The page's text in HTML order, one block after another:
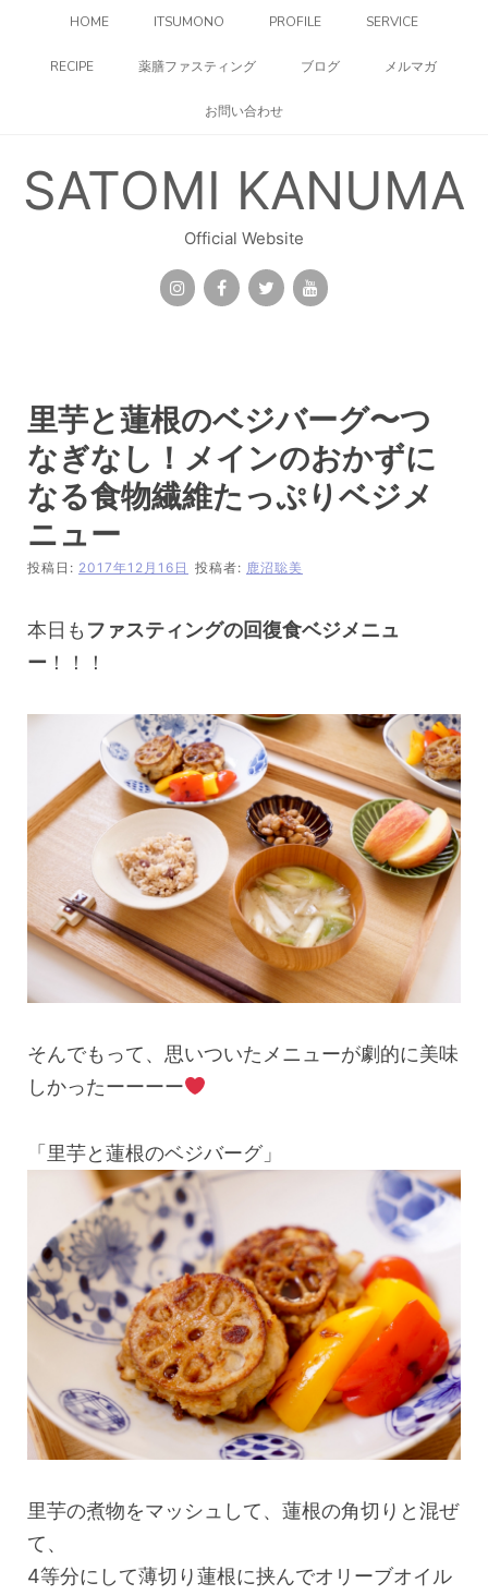
HOME ITSUMONO PROFILE SERVICE
RECIPE 薬膳ファスティング ブログ メルマガ
お問い合わせ
SATOMI KANUMA
Official Website
里芋と蓮根のベジバーグ〜つ
なぎなし！メインのおかずに
なる食物繊維たっぷりベジメ
ニュー
投稿日: 2017年12月16日 投稿者: 鹿沼聡美
本日も ファスティングの回復食ベジメニュ
ー ！！！
そんでもって、思いついたメニューが劇的に美味
しかったーーーー
「里芋と蓮根のベジバーグ」
里芋の煮物をマッシュして、蓮根の角切りと混ぜ
て、
4等分にして薄切り蓮根に挟んでオリーブオイル